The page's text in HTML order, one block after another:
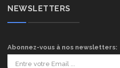
NEWSLETTERS
Abonnez-vous à nos newsletters: